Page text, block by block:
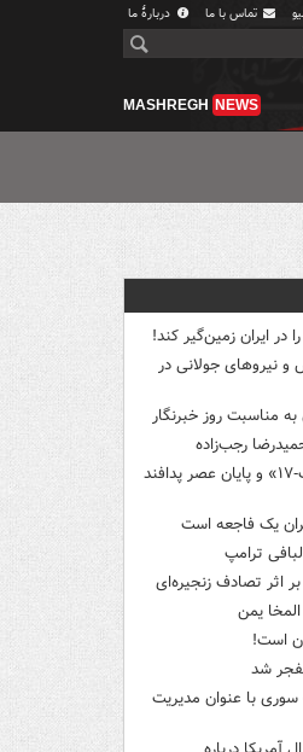
تماس با ما دربارهٔ ما
MASHREGH NEWS
در ایران زمین‌گیر کند!
نیروهای جولانی در
به مناسبت روز خبرنگار
رجب‌زاده
استقرار انبوه «دی‌اف‑۱۷» و پایان عصر پدافند
یک فاجعه است
ترامپ
یمن
است!
شد
سوری با عنوان مدیریت